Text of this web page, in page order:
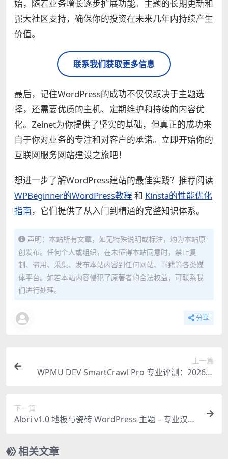
始，随着业务增长逐步扩展功能。主题的长期更新和
强大社区支持，确保你的投资在未来几年内持续产生
价值。
联系我们获取更多信息
最后，记住WordPress的成功不仅仅取决于主题选
择，还需要优质的主机、定期维护和持续的内容优
化。Zeinet为你提供了坚实的基础，但真正的成功来
自于你对业务的专注和对客户的承诺。立即开始你的
互联网服务网站建设之旅吧！
想进一步了解WordPress建站的最佳实践？推荐阅读
WPBeginner的WordPress教程 和 Kinsta的性能优化
指南，它们提供了从入门到精通的完整知识体系。
声明：本站所有文章，如无特殊说明或标注，均为本站原
创发布。任何个人或组织，在未征得本站同意时，禁止复
制、盗用、采集、发布本站内容到任何网站、书籍等各类媒
体平台。如若本站内容侵犯了原著者的合法权益，可联系我
们进行处理。
分享
上一篇
WPMU DEV SmartCrawl Pro 专业评测：2026年
下一篇
Alori v1.0 地板与瓷砖 WordPress 主题 – 专业汉化
相关文章